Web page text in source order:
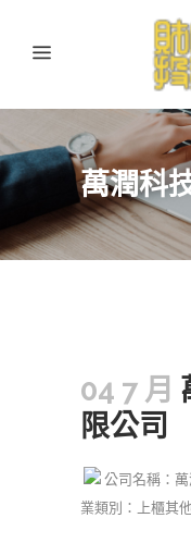
萬潤科
04 7 月
限公司
公司名稱：
業類別：上櫃其